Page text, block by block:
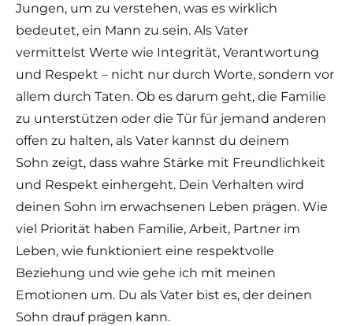
Jungen, um zu verstehen, was es wirklich
bedeutet, ein Mann zu sein. Als Vater
vermittelst Werte wie Integrität, Verantwortung
und Respekt – nicht nur durch Worte, sondern vor
allem durch Taten. Ob es darum geht, die Familie
zu unterstützen oder die Tür für jemand anderen
offen zu halten, als Vater kannst du deinem
Sohn zeigt, dass wahre Stärke mit Freundlichkeit
und Respekt einhergeht. Dein Verhalten wird
deinen Sohn im erwachsenen Leben prägen. Wie
viel Priorität haben Familie, Arbeit, Partner im
Leben, wie funktioniert eine respektvolle
Beziehung und wie gehe ich mit meinen
Emotionen um. Du als Vater bist es, der deinen
Sohn drauf prägen kann.